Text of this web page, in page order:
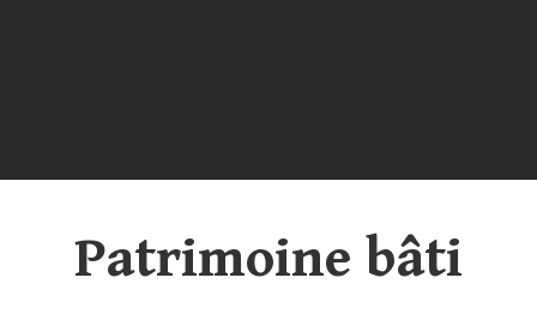
Patrimoine bâti